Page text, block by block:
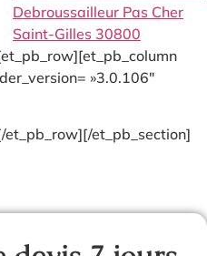
Debroussailleur Pas Cher
Saint-Gilles 30800
»3.0.106″
et_pb_section]